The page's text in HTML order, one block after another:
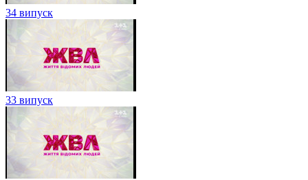
34 випуск
33 випуск